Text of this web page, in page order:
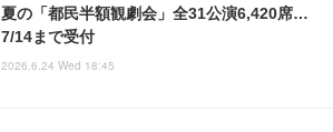
夏の「都民半額観劇会」全31公演6,420席…
7/14まで受付
2026.6.24 Wed 18:45